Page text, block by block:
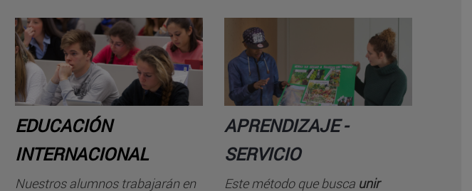
EDUCACIÓN
INTERNACIONAL
Nuestros alumnos trabajarán en
APRENDIZAJE -
SERVICIO
Este método que busca unir